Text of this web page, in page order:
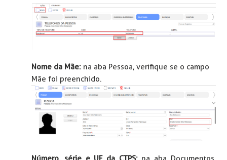
Nome da Mãe: na aba Pessoa, verifique se o campo
Mãe foi preenchido.